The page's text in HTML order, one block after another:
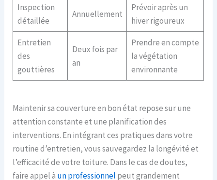
Inspection
détaillée
Annuellement
Prévoir après un
hiver rigoureux
Entretien
des
gouttières
Deux fois par
an
Prendre en compte
la végétation
environnante
Maintenir sa couverture en bon état repose sur une
attention constante et une planification des
interventions. En intégrant ces pratiques dans votre
routine d’entretien, vous sauvegardez la longévité et
l’efficacité de votre toiture. Dans le cas de doutes,
faire appel à un professionnel peut grandement